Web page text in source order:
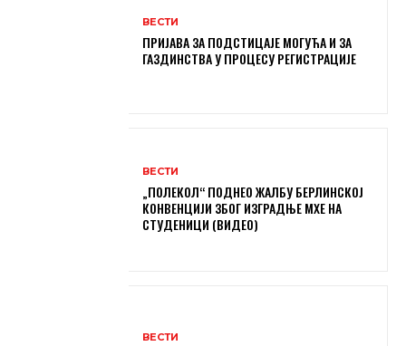
ВЕСТИ
ПРИЈАВА ЗА ПОДСТИЦАЈЕ МОГУЋА И ЗА
ГАЗДИНСТВА У ПРОЦЕСУ РЕГИСТРАЦИЈЕ
ВЕСТИ
„ПОЛЕКОЛ“ ПОДНЕО ЖАЛБУ БЕРЛИНСКОЈ
КОНВЕНЦИЈИ ЗБОГ ИЗГРАДЊЕ МХЕ НА
СТУДЕНИЦИ (ВИДЕО)
ВЕСТИ